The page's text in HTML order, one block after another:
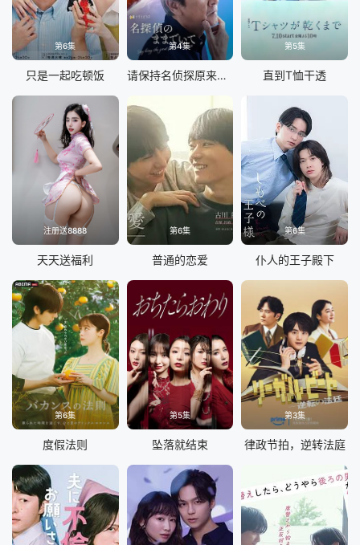
第6集
只是一起吃顿饭
第4集
请保持名侦探原来的样子
第5集
直到T恤干透
注册送8888
天天送福利
第6集
普通的恋爱
第6集
仆人的王子殿下
第6集
度假法则
第5集
坠落就结束
第3集
律政节拍，逆转法庭